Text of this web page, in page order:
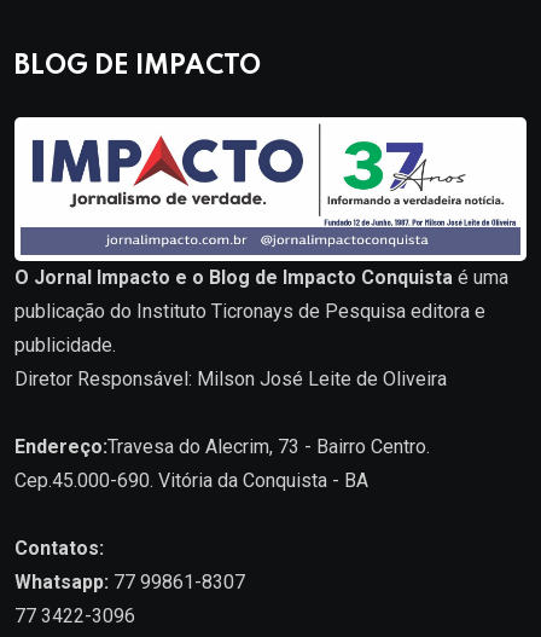
BLOG DE IMPACTO
O Jornal Impacto e o Blog de Impacto Conquista é uma
publicação do Instituto Ticronays de Pesquisa editora e
publicidade.
Diretor Responsável: Milson José Leite de Oliveira
Endereço:Travesa do Alecrim, 73 - Bairro Centro.
Cep.45.000-690. Vitória da Conquista - BA
Contatos:
Whatsapp: 77 99861-8307
77 3422-3096